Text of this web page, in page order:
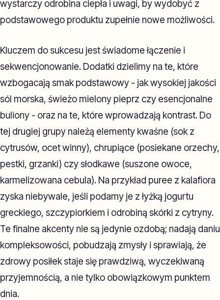
wystarczy odrobina ciepła i uwagi, by wydobyć z
podstawowego produktu zupełnie nowe możliwości.
Kluczem do sukcesu jest świadome łączenie i
sekwencjonowanie. Dodatki dzielimy na te, które
wzbogacają smak podstawowy - jak wysokiej jakości
sól morska, świeżo mielony pieprz czy esencjonalne
buliony - oraz na te, które wprowadzają kontrast. Do
tej drugiej grupy należą elementy kwaśne (sok z
cytrusów, ocet winny), chrupiące (posiekane orzechy,
pestki, grzanki) czy słodkawe (suszone owoce,
karmelizowana cebula). Na przykład puree z kalafiora
zyska niebywale, jeśli podamy je z łyżką jogurtu
greckiego, szczypiorkiem i odrobiną skórki z cytryny.
Te finalne akcenty nie są jedynie ozdobą; nadają daniu
kompleksowości, pobudzają zmysły i sprawiają, że
zdrowy posiłek staje się prawdziwą, wyczekiwaną
przyjemnością, a nie tylko obowiązkowym punktem
dnia.